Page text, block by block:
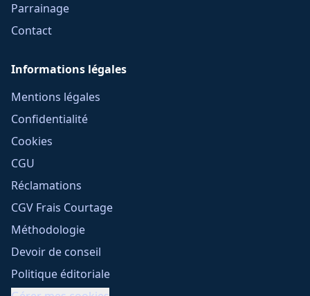
Parrainage
Contact
Informations légales
Mentions légales
Confidentialité
Cookies
CGU
Réclamations
CGV Frais Courtage
Méthodologie
Devoir de conseil
Politique éditoriale